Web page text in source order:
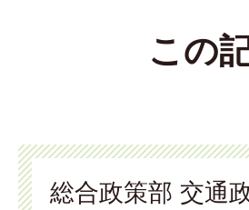
この
総合政策部 交通